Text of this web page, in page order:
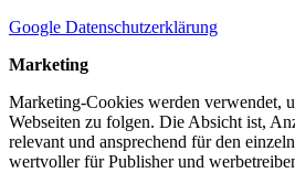
Google Datenschutzerklärung
Marketing
Marketing-Cookies werden verwendet,
Webseiten zu folgen. Die Absicht ist,
relevant und ansprechend für den
wertvoller für Publisher und